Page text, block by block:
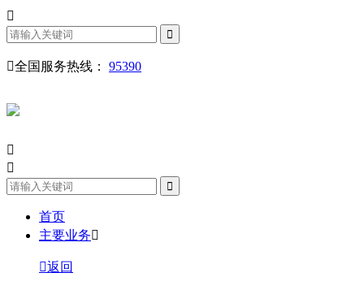
全国服务热线： 95390
首页
主要业务
返回